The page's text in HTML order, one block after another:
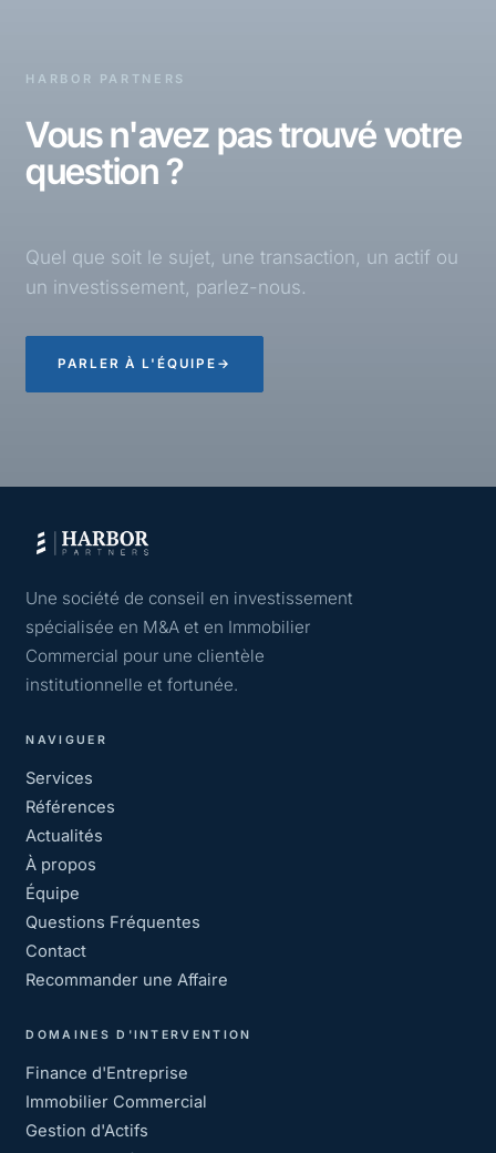
HARBOR PARTNERS
Vous n'avez pas trouvé votre
question ?
Quel que soit le sujet, une transaction, un actif ou
un investissement, parlez-nous.
PARLER À L'ÉQUIPE →
Une société de conseil en investissement
spécialisée en M&A et en Immobilier
Commercial pour une clientèle
institutionnelle et fortunée.
NAVIGUER
Services
Références
Actualités
À propos
Équipe
Questions Fréquentes
Contact
Recommander une Affaire
DOMAINES D'INTERVENTION
Finance d'Entreprise
Immobilier Commercial
Gestion d'Actifs